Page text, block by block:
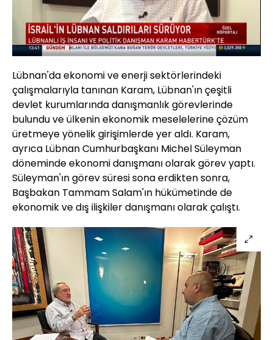
Sesi
Aç
Yüklendi:
17.63%
Oynatma
Hızı
Lübnan'da ekonomi ve enerji sektörlerindeki
çalışmalarıyla tanınan Karam, Lübnan'ın çeşitli
devlet kurumlarında danışmanlık görevlerinde
bulundu ve ülkenin ekonomik meselelerine çözüm
üretmeye yönelik girişimlerde yer aldı. Karam,
ayrıca Lübnan Cumhurbaşkanı Michel Süleyman
döneminde ekonomi danışmanı olarak görev yaptı.
Süleyman'ın görev süresi sona erdikten sonra,
Başbakan Tammam Salam'ın hükümetinde de
ekonomik ve dış ilişkiler danışmanı olarak çalıştı.